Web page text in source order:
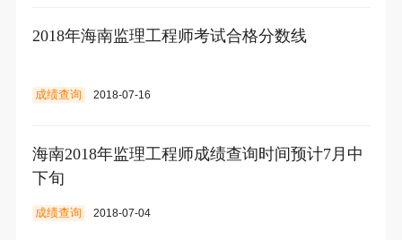
2018年海南监理工程师考试合格分数线
成绩查询 2018-07-16
海南2018年监理工程师成绩查询时间预计7月中
下旬
成绩查询 2018-07-04